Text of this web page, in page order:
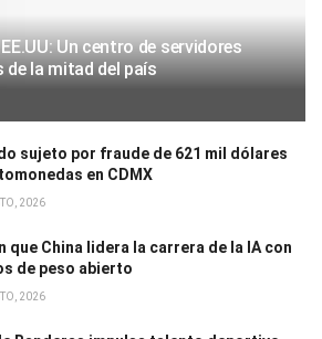
Un centro de servidores
la mitad del país
sujeto por fraude de 621 mil dólares
en CDMX
2026
que China lidera la carrera de la IA con
de peso abierto
2026